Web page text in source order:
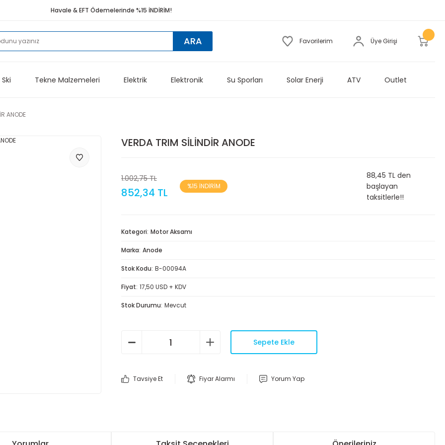
Havale & EFT Ödemelerinde %15 İNDİRİM!
ARA Favorilerim Üye Girişi
Tekne Malzemeleri Elektrik Elektronik Su Sporları Solar Enerji ATV Outlet
ANODE
VERDA TRIM SİLİNDİR ANODE
1.002,75 TL
852,34 TL %15 İNDİRİM
88,45 TL den
başlayan
taksitlerle!!
Kategori Motor Aksamı
Marka Anode
Stok Kodu B-00094A
Fiyat 17,50 USD + KDV
Stok Durumu Mevcut
Sepete Ekle
Tavsiye Et Fiyar Alarmı Yorum Yap